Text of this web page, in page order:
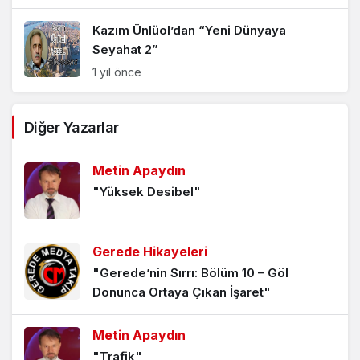
Kazım Ünlüol’dan “Yeni Dünyaya
Seyahat 2”
1 yıl önce
Seyahat”
Yeni Dünyaya Seyahat -17-
Yeni Dünyaya Seyahat -16-
2 yıl önce
Diğer Yazarlar
Metin Apaydın
"Yüksek Desibel"
Gerede Hikayeleri
"Gerede’nin Sırrı: Bölüm 10 – Göl
Donunca Ortaya Çıkan İşaret"
Metin Apaydın
"Trafik"